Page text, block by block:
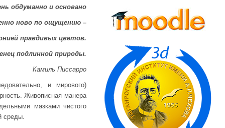
обдуманно и основано
ново по ощущению –
правдивых цветов.
подлинной природы.
Камиль Писсарро
и мирового)
Живописная манера
мазками чистого
среды.